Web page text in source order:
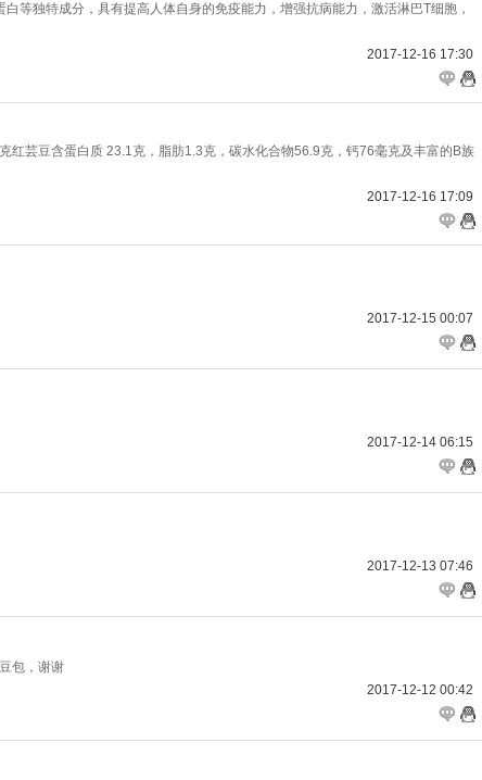
等独特成分，具有提高人体自身的免疫能力，增强抗病能力，激活淋巴T细胞，
2017-12-16 17:30
红芸豆含蛋白质 23.1克，脂肪1.3克，碳水化合物56.9克，钙76毫克及丰富的B族
2017-12-16 17:09
2017-12-15 00:07
2017-12-14 06:15
2017-12-13 07:46
包，谢谢
2017-12-12 00:42